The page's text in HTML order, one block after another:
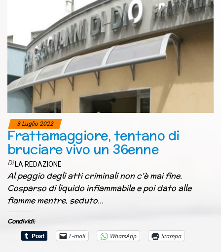
3 Luglio 2022
Frattamaggiore, tentano di
bruciare vivo un 36enne
Di LA REDAZIONE
Al peggio degli atti criminali non c’è mai fine.
Cosparso di liquido infiammabile e poi dato alle
fiamme mentre, seduto…
Condividi:
E-mail
WhatsApp Stampa